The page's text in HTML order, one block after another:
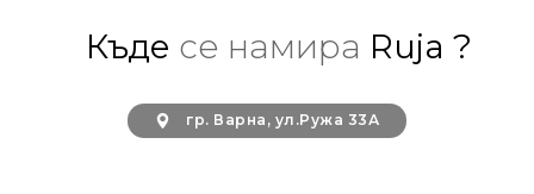
Къде се намира Ruja ?
гр. Варна, ул.Ружа 33А